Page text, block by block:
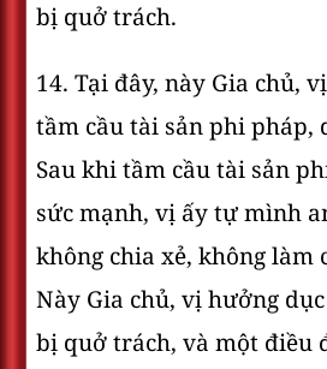
bị quở trách.
14. Tại đây, này Gia chủ,
tầm cầu tài sản phi pháp,
Sau khi tầm cầu tài sản
sức mạnh, vị ấy tự mình
không chia xẻ, không làm
Này Gia chủ, vị hưởng
bị quở trách, và một điều